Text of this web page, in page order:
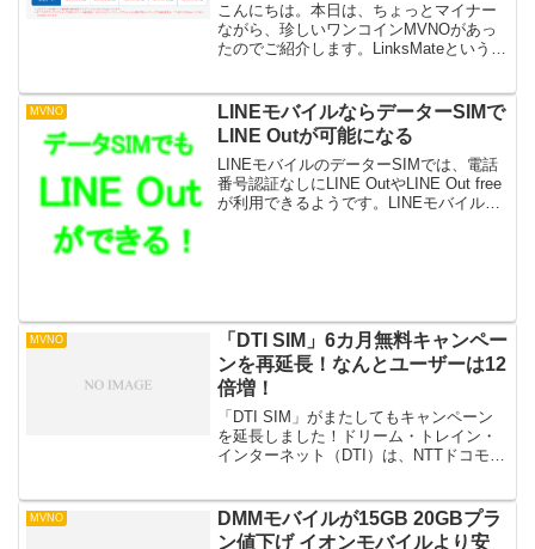
こんにちは。本日は、ちょっとマイナー
ながら、珍しいワンコインMVNOがあっ
たのでご紹介します。LinksMateという格
の為のSIMカード LinksMate要はオ...
MVNO
LINEモバイルならデーターSIMで
LINE Outが可能になる
LINEモバイルのデーターSIMでは、電話
番号認証なしにLINE OutやLINE Out free
が利用できるようです。LINEモバイルの
MVNO
「DTI SIM」6カ月無料キャンペー
ンを再延長！なんとユーザーは12
倍増！
「DTI SIM」がまたしてもキャンペーン
を延長しました！ドリーム・トレイン・
インターネット（DTI）は、NTTドコモ網
ペーン」の申込枠を1万名追加し、申込...
MVNO
DMMモバイルが15GB 20GBプラ
ン値下げ イオンモバイルより安